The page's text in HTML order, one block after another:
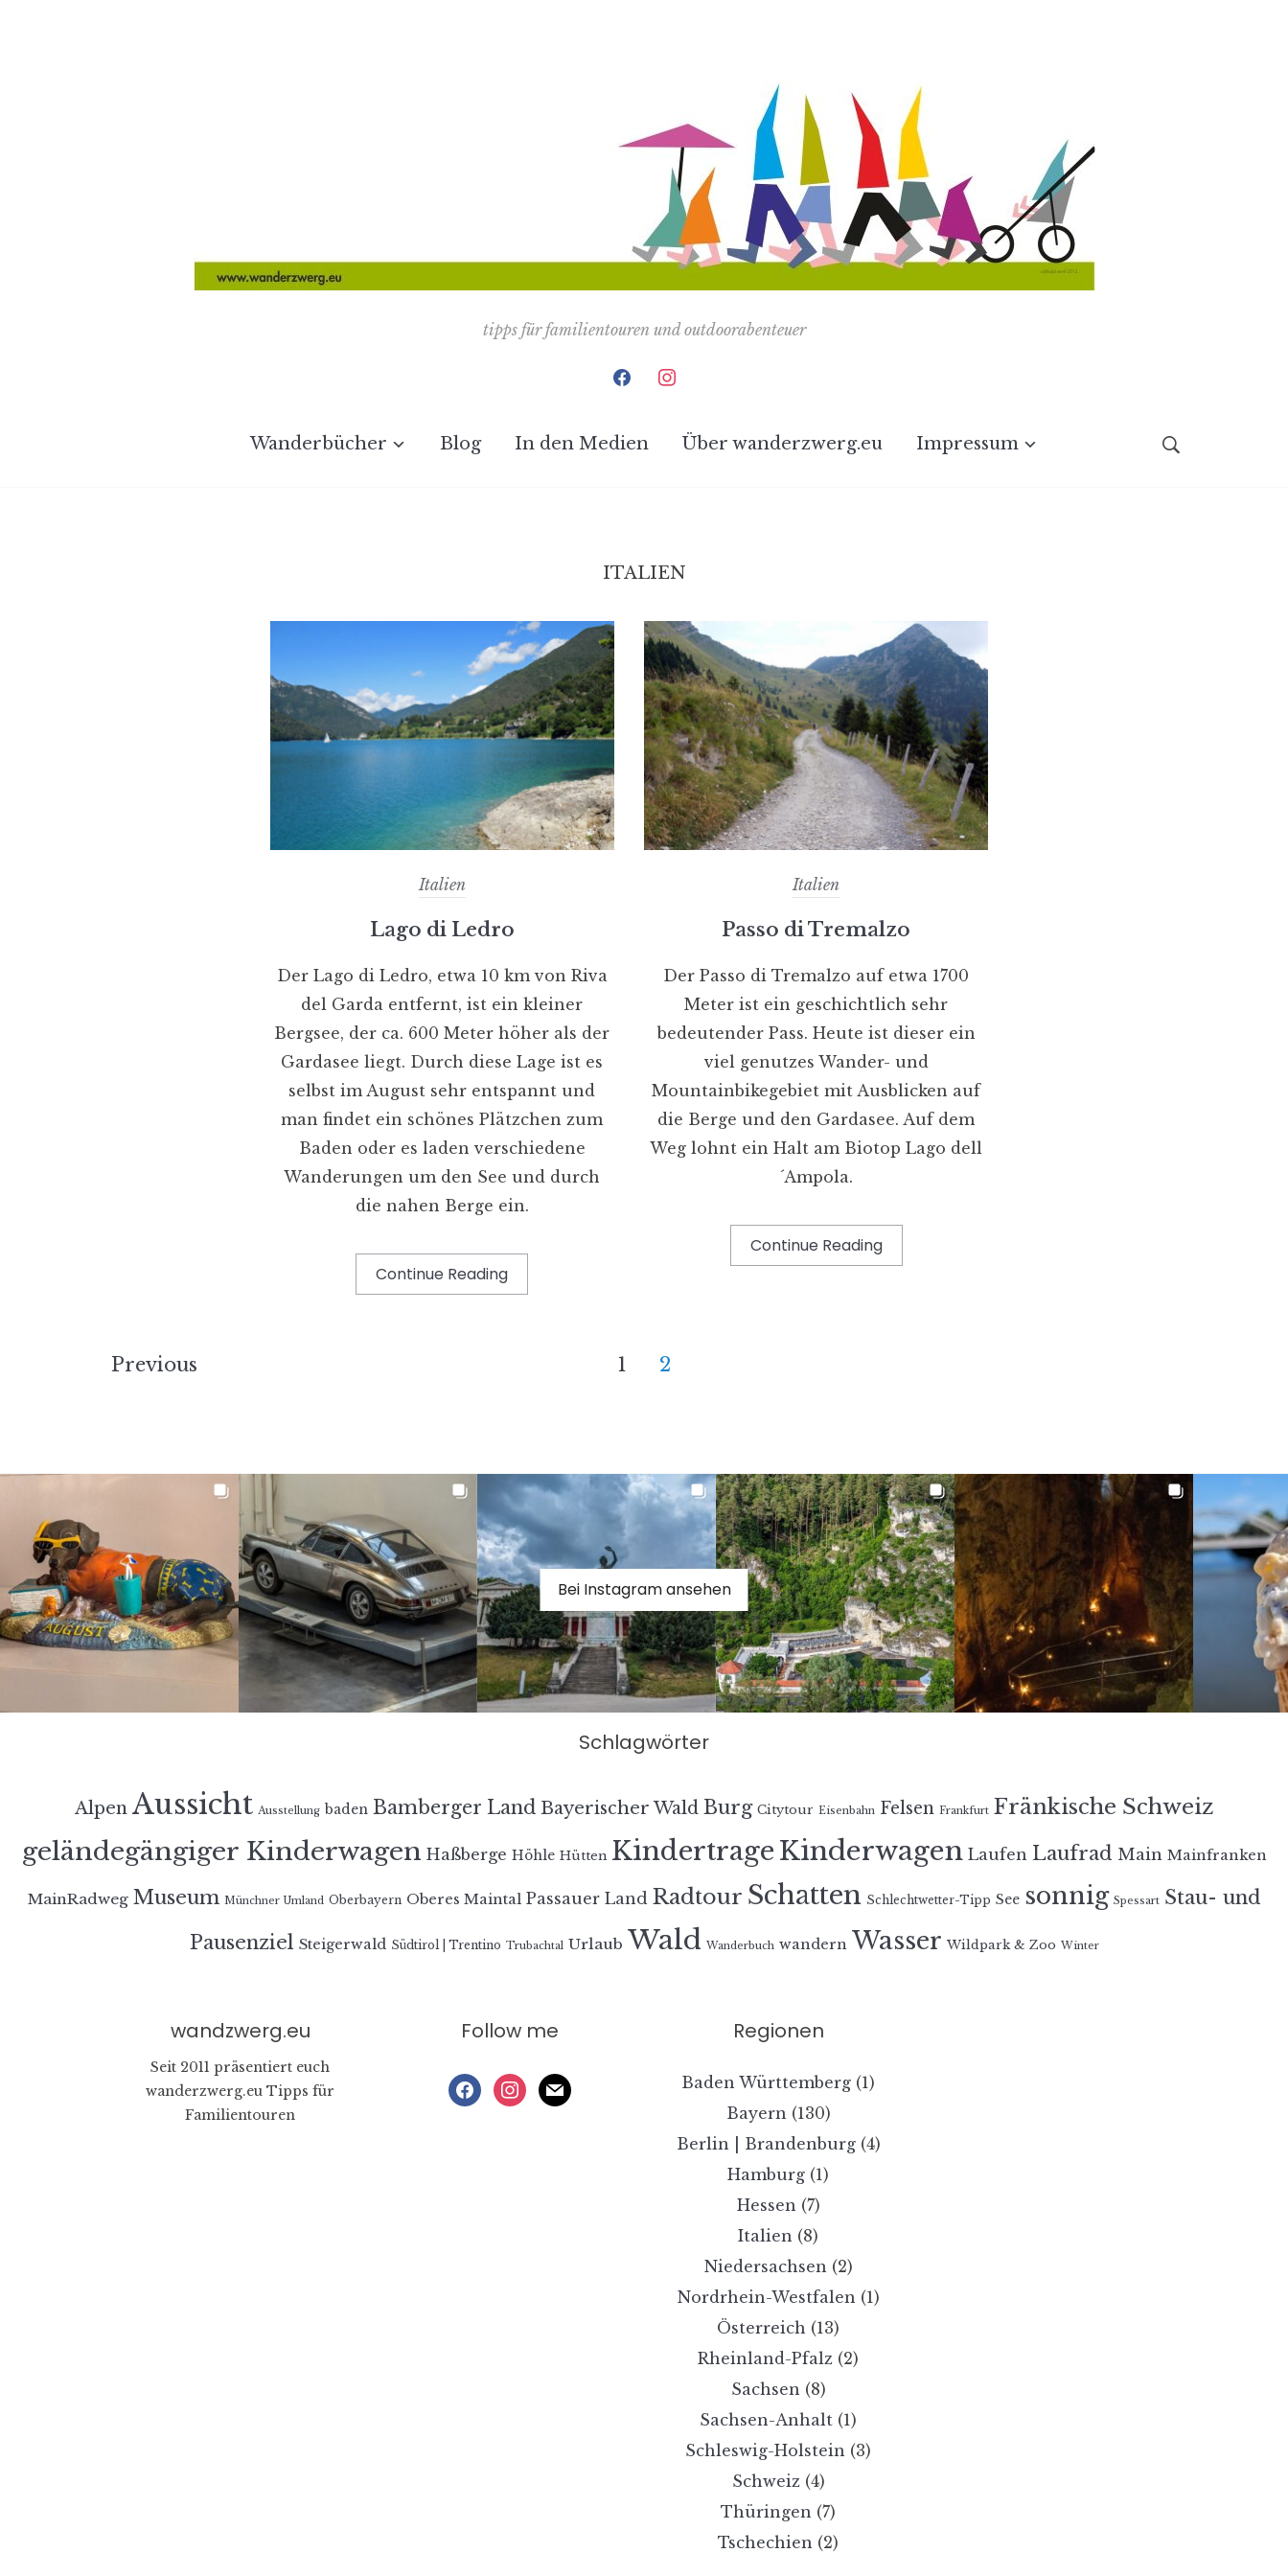
tipps für familientouren und outdoorabenteuer
facebookinstagram
Wanderbücher Blog In den Medien Über wanderzwerg.eu Impressum
ITALIEN
Italien
Lago di Ledro
Der Lago di Ledro, etwa 10 km von Riva
del Garda entfernt, ist ein kleiner
Bergsee, der ca. 600 Meter höher als der
Gardasee liegt. Durch diese Lage ist es
selbst im August sehr entspannt und
man findet ein schönes Plätzchen zum
Baden oder es laden verschiedene
Wanderungen um den See und durch
die nahen Berge ein.
Continue Reading
Italien
Passo di Tremalzo
Der Passo di Tremalzo auf etwa 1700
Meter ist ein geschichtlich sehr
bedeutender Pass. Heute ist dieser ein
viel genutzes Wander- und
Mountainbikegebiet mit Ausblicken auf
die Berge und den Gardasee. Auf dem
Weg lohnt ein Halt am Biotop Lago dell
´Ampola.
Continue Reading
Previous 1 2
Bei Instagram ansehen
Schlagwörter
Alpen Aussicht Ausstellung baden Bamberger Land Bayerischer Wald Burg Citytour Eisenbahn Felsen Frankfurt Fränkische Schweiz
geländegängiger Kinderwagen Haßberge Höhle Hütten Kindertrage Kinderwagen Laufen Laufrad Main Mainfranken
MainRadweg Museum Münchner Umland Oberbayern Oberes Maintal Passauer Land Radtour Schatten Schlechtwetter-Tipp See sonnig Spessart Stau- und
Pausenziel Steigerwald Südtirol | Trentino Trubachtal Urlaub Wald Wanderbuch wandern Wasser Wildpark & Zoo Winter
wandzwerg.eu
Seit 2011 präsentiert euch
wanderzwerg.eu Tipps für
Familientouren
Follow me
facebookinstagram
mail
Regionen
Baden Württemberg (1)
Bayern (130)
Berlin | Brandenburg(4)
Hamburg (1)
Hessen (7)
Italien (8)
Niedersachsen (2)
Nordrhein-Westfalen (1)
Österreich (13)
Rheinland-Pfalz (2)
Sachsen (8)
Sachsen-Anhalt (1)
Schleswig-Holstein (3)
Schweiz(4)
Thüringen (7)
Tschechien (2)